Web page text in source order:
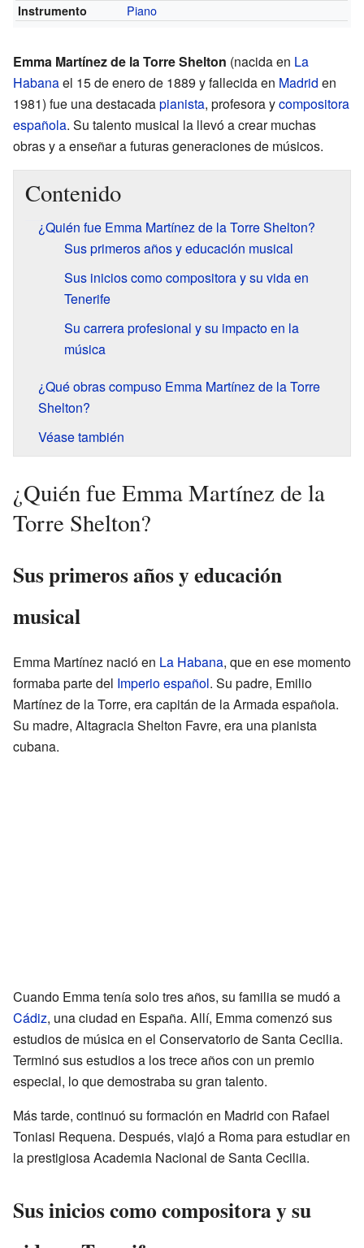
Instrumento Piano
Emma Martínez de la Torre Shelton (nacida en La
Habanael 15 de enero de 1889 y fallecida en Madrid en
1981) fue una destacadapianista, profesora ycompositora
española. Su talento musical la llevó a crear muchas
obras y a enseñar a futuras generaciones de músicos.
Contenido
¿Quién fue Emma Martínez de la Torre Shelton?
Sus primeros años y educación musical
Sus inicios como compositora y su vida en
Tenerife
Su carrera profesional y su impacto en la
música
¿Qué obras compuso Emma Martínez de la Torre
Shelton?
Véase también
¿Quién fue Emma Martínez de la
Torre Shelton?
Sus primeros años y educación
musical
Emma Martínez nació en La Habana, que en ese momento
formaba parte del Imperio español. Su padre, Emilio
Martínez de la Torre, era capitán de la Armada española.
Su madre, Altagracia Shelton Favre, era una pianista
cubana.
Cuando Emma tenía solo tres años, su familia se mudó a
Cádiz, una ciudad en España. Allí, Emma comenzó sus
estudios de música en el Conservatorio de Santa Cecilia.
Terminó sus estudios a los trece años con un premio
especial, lo que demostraba su gran talento.
Más tarde, continuó su formación en Madrid con Rafael
Toniasi Requena. Después, viajó a Roma para estudiar en
la prestigiosa Academia Nacional de Santa Cecilia.
Sus inicios como compositora y su